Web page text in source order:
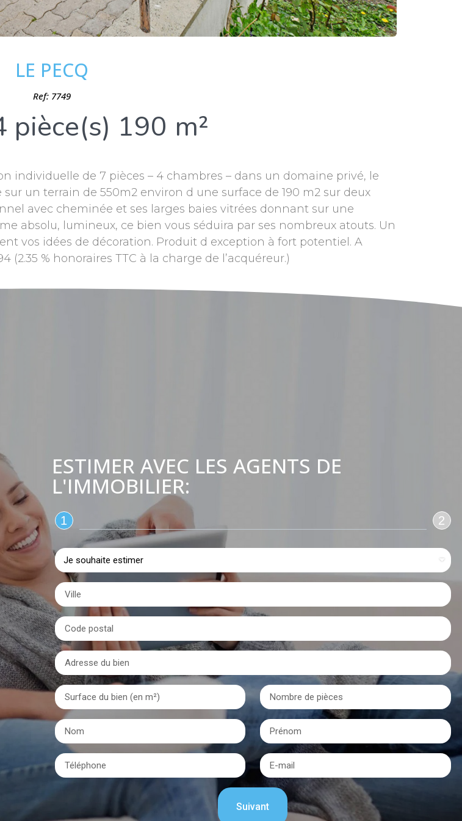
LE PECQ
Ref: 7749
pièce(s) 190 m²
individuelle de 7 pièces – 4 chambres – dans un domaine privé, le
un terrain de 550m2 environ d une surface de 190 m2 sur deux
avec cheminée et ses larges baies vitrées donnant sur une
absolu, lumineux, ce bien vous séduira par ses nombreux atouts. Un
vos idées de décoration. Produit d exception à fort potentiel. A
% honoraires TTC à la charge de l’acquéreur.)
ESTIMER AVEC LES AGENTS DE
L'IMMOBILIER:
1 2